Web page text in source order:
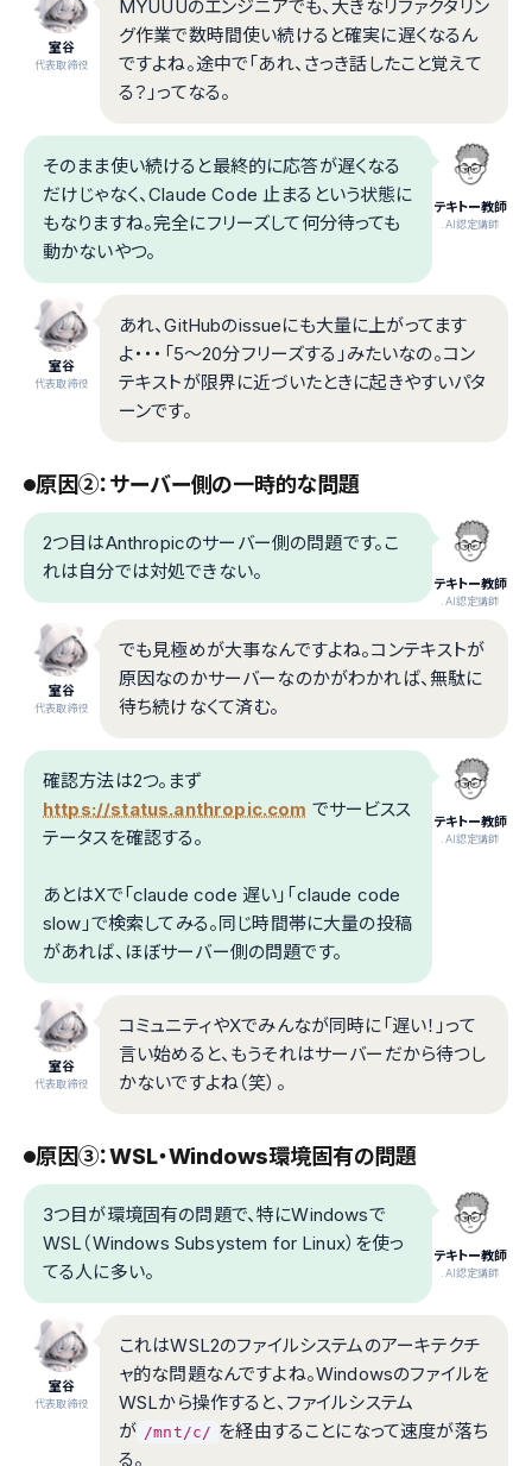
室谷
代表取締役
MYUUUのエンジニアでも、大きなリファクタリン
グ作業で数時間使い続けると確実に遅くなるん
ですよね。途中で「あれ、さっき話したこと覚えて
る？」ってなる。
テキトー教師
.AI認定講師
そのまま使い続けると最終的に応答が遅くなる
だけじゃなく、Claude Code 止まるという状態に
もなりますね。完全にフリーズして何分待っても
動かないやつ。
室谷
代表取締役
あれ、GitHubのissueにも大量に上がってます
よ・・・「5〜20分フリーズする」みたいなの。コン
テキストが限界に近づいたときに起きやすいパタ
ーンです。
原因②：サーバー側の一時的な問題
テキトー教師
.AI認定講師
2つ目はAnthropicのサーバー側の問題です。こ
れは自分では対処できない。
室谷
代表取締役
でも見極めが大事なんですよね。コンテキストが
原因なのかサーバーなのかがわかれば、無駄に
待ち続けなくて済む。
テキトー教師
.AI認定講師
確認方法は2つ。まず
https://status.anthropic.com でサービスス
テータスを確認する。
あとはXで「claude code 遅い」「claude code
slow」で検索してみる。同じ時間帯に大量の投稿
があれば、ほぼサーバー側の問題です。
室谷
代表取締役
コミュニティやXでみんなが同時に「遅い！」って
言い始めると、もうそれはサーバーだから待つし
かないですよね（笑）。
原因③：WSL・Windows環境固有の問題
テキトー教師
.AI認定講師
3つ目が環境固有の問題で、特にWindowsで
WSL（Windows Subsystem for Linux）を使っ
てる人に多い。
室谷
代表取締役
これはWSL2のファイルシステムのアーキテクチ
ャ的な問題なんですよね。Windowsのファイルを
WSLから操作すると、ファイルシステム
が /mnt/c/ を経由することになって速度が落ち
る。